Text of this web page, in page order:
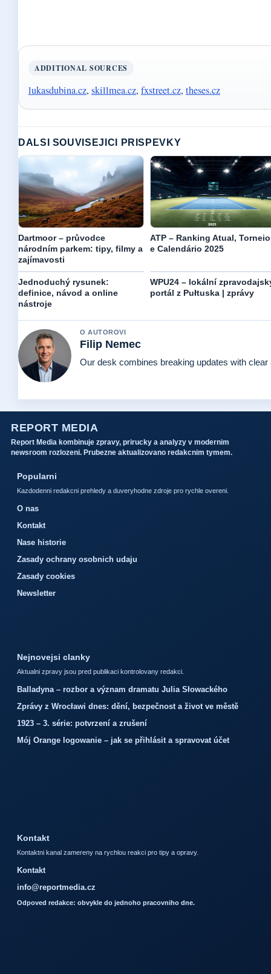
ADDITIONAL SOURCES
lukasdubina.cz, skillmea.cz, fxstreet.cz, theses.cz
DALSI SOUVISEJICI PRISPEVKY
Dartmoor – průvodce
národním parkem: tipy, filmy a
zajímavosti
ATP – Ranking Atual,
e Calendário 2025
Jednoduchý rysunek:
definice, návod a online
nástroje
WPU24 – lokální
portál z Pułtuska | zprávy
O AUTOROVI
Filip Nemec
Our desk combines breaking updates with
REPORT MEDIA
Report Media kombinuje zpravy, prirucky a analyzy v modernim
newsroom rozlozeni. Prubezne aktualizovano redakcnim tymem.
Popularni
Kazdodenni redakcni prehledy a duveryhodne zdroje pro rychle overeni.
O nas
Kontakt
Nase historie
Zasady ochrany osobnich udaju
Zasady cookies
Newsletter
Nejnovejsi clanky
Aktualni zpravy jsou pred publikaci kontrolovany redakci.
Balladyna – rozbor a význam dramatu Julia Słowackého
Zprávy z Wrocławi dnes: dění, bezpečnost a život ve městě
1923 – 3. série: potvrzení a zrušení
Mój Orange logowanie – jak se přihlásit a spravovat účet
Kontakt
Kontaktni kanal zamereny na rychlou reakci pro tipy a opravy.
Kontakt
info@reportmedia.cz
Odpoved redakce: obvykle do jednoho pracovniho dne.